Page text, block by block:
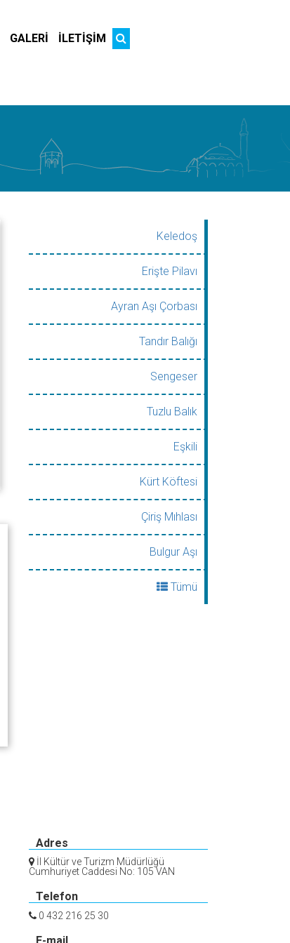
GALERİ İLETİŞİM
Keledoş
Erişte Pilavı
Ayran Aşı Çorbası
Tandır Balığı
Sengeser
Tuzlu Balık
Eşkili
Kürt Köftesi
Çiriş Mıhlası
Bulgur Aşı
Tümü
Adres
İl Kültür ve Turizm Müdürlüğü
Cumhuriyet Caddesi No: 105 VAN
Telefon
0 432 216 25 30